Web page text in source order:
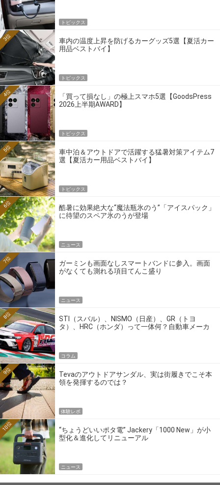
トピックス
車内の温度上昇を防げるカーグッズ5選【夏活カー
用品ベストバイ】
3位
トピックス
「買って損なし」の極上スマホ5選【GoodsPress
2026上半期AWARD】
4位
トピックス
車中泊＆アウトドアで活躍する猛暑対策アイテム7
選【夏活カー用品ベストバイ】
5位
トピックス
酷暑に効果絶大な“魔法瓶氷のう”「アイスパック」
に待望のスペア氷のうが登場
6位
ニュース
ガーミンも画面なしスマートバンドに参入。画面
がなくても測れる項目てんこ盛り
7位
ニュース
STI（スバル）、NISMO（日産）、GR（トヨ
タ）、HRC（ホンダ）って一体何？自動車メーカ
8位
コラム
Tevaのアウトドアサンダル、実は街履きでこそ本
領を発揮するのでは？
9位
体験レポ
“ちょうどいいポタ電” Jackery「1000 New」が小
型化＆進化してリニューアル
10位
ニュース